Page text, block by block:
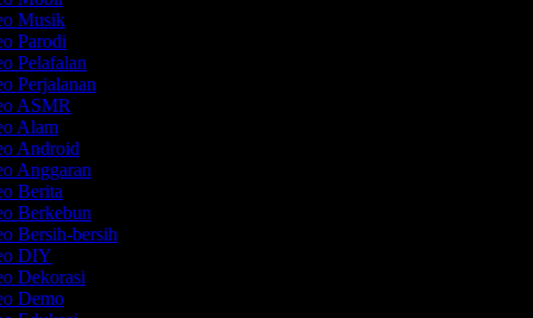
Musik
Parodi
Pelafalan
Perjalanan
ASMR
Alam
Android
Anggaran
Berita
Berkebun
Bersih-bersih
DIY
Dekorasi
Demo